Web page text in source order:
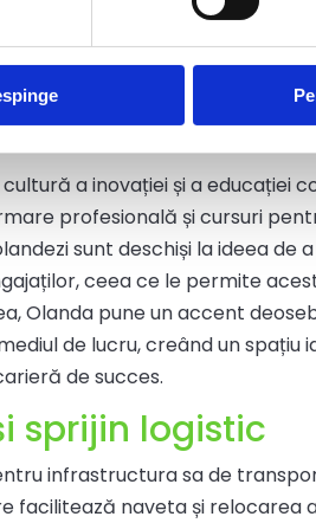
echilibru mai bun între viața
și
a inovației și a educației
profesională și cursuri
sunt deschiși la ideea de
ceea ce le permite
Olanda pune un accent
de lucru, creând un spațiu
de succes.
sprijin logistic
infrastructura sa de
facilitează naveta și relocarea